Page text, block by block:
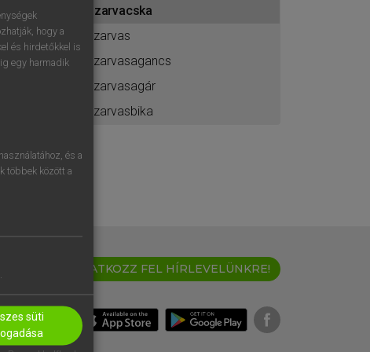
.
szarvacska
szarvas
szarvasagancs
szarvasagár
szarvasbika
IRATKOZZ FEL HÍRLEVELÜNKRE!
hogy a
és hirdetőkkel is
egy harmadik
és a
többek között a
süti